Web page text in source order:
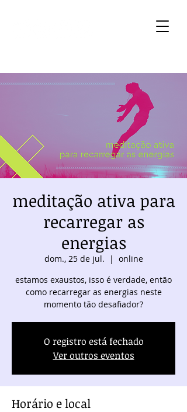
meditação ativa para
recarregar as
energias
dom., 25 de jul.
  |
online
estamos exaustos, isso é verdade, então
como recarregar as energias neste
momento tão desafiador?
O registro está fechado
Ver outros eventos
Horário e local